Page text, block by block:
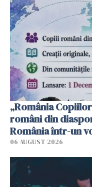
„România
români din
România într-un
06 AUGUST 2026